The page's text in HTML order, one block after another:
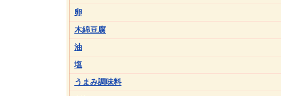
卵
木綿豆腐
油
塩
うまみ調味料